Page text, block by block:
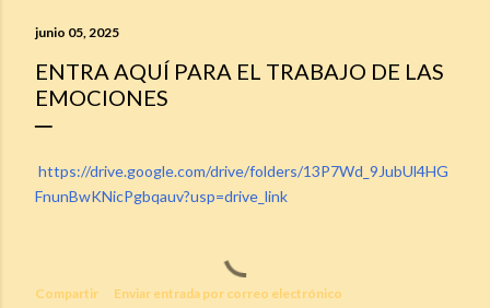
junio 05, 2025
ENTRA AQUÍ PARA EL TRABAJO DE LAS
EMOCIONES
https://drive.google.com/drive/folders/13P7Wd_9JubUl4HG
FnunBwKNicPgbqauv?usp=drive_link
Compartir Enviar entrada por correo electrónico